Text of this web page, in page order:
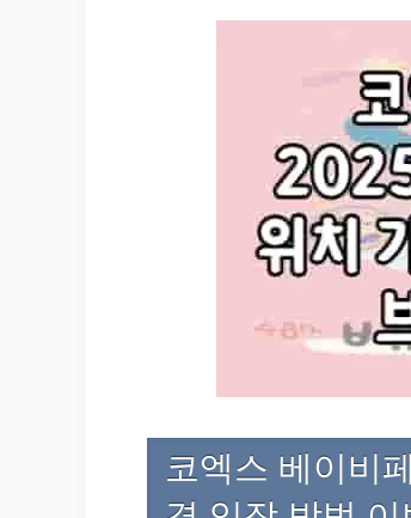
코엑스 베이비